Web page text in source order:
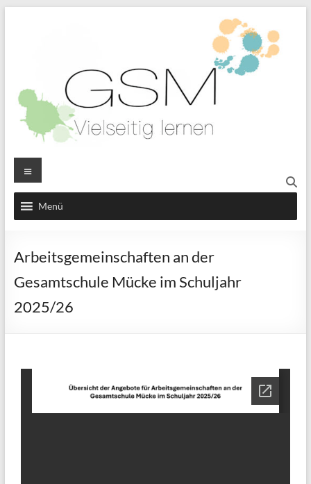
Menü
Arbeitsgemeinschaften an der
Gesamtschule Mücke im Schuljahr
2025/26